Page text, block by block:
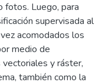
fotos. Luego, para
supervisada al
acomodados los
medio de
y ráster,
también como la